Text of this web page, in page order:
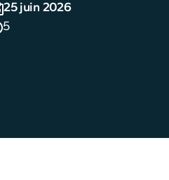
25 juin 2026
5